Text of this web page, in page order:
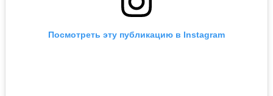
Посмотреть эту публикацию в Instagram